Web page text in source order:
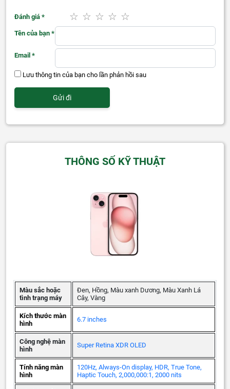
Đánh giá *
Tên của bạn *
Email *
Lưu thông tin của bạn cho lần phản hồi sau
THÔNG SỐ KỸ THUẬT
Màu sắc hoặc
tình trạng máy
Đen, Hồng, Màu xanh Dương, Màu Xanh Lá
Cây, Vàng
Kích thước màn
hình
6.7 inches
Công nghệ màn
hình
Super Retina XDR OLED
Tính năng màn
hình
120Hz, Always-On display, HDR, True Tone,
Haptic Touch, 2,000,000:1, 2000 nits